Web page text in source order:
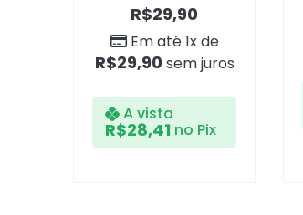
R$29,90
Em até 1x de
R$29,90 sem juros
A vista
R$28,41 no Pix